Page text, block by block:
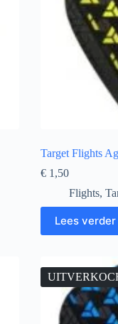
Target Flights
€1,50
Flights,
Lees verder